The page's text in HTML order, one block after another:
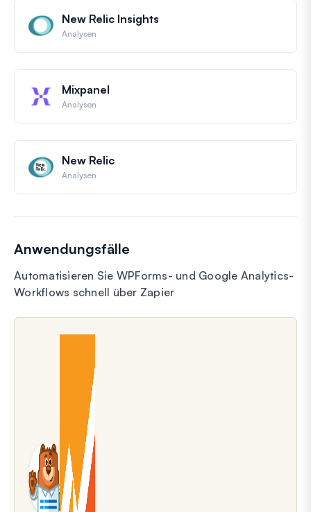
New Relic Insights
Analysen
Mixpanel
Analysen
New Relic
Analysen
Anwendungsfälle
Automatisieren Sie WPForms- und Google Analytics-
Workflows schnell über Zapier